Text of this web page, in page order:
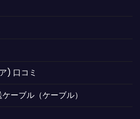
) 口コミ
ーブル（ケーブル）